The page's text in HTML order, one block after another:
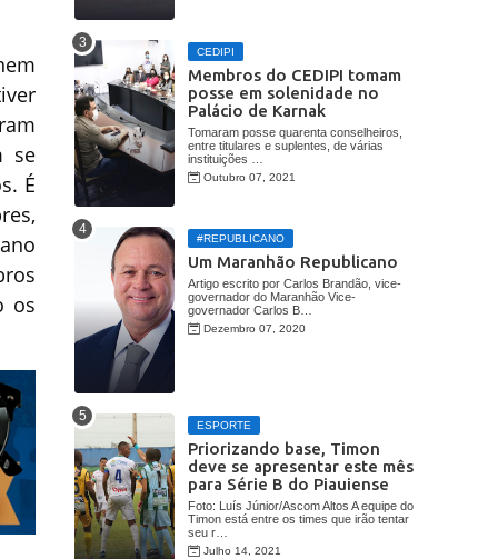
se
É
os
CEDIPI
Membros do CEDIPI tomam
posse em solenidade no
Palácio de Karnak
Tomaram posse quarenta conselheiros,
entre titulares e suplentes, de várias
instituições …
Outubro 07, 2021
#REPUBLICANO
Um Maranhão Republicano
Artigo escrito por Carlos Brandão, vice-
governador do Maranhão Vice-
governador Carlos B…
Dezembro 07, 2020
ESPORTE
Priorizando base, Timon
deve se apresentar este mês
para Série B do Piauiense
Foto: Luís Júnior/Ascom Altos A equipe do
Timon está entre os times que irão tentar
seu r…
Julho 14, 2021